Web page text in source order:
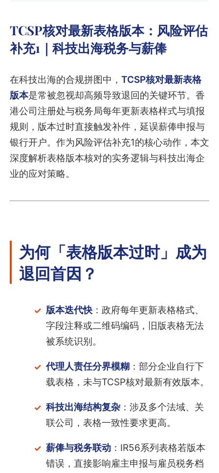
TCSP核对最新表格版本：风险评估
补充1｜科技出海税务与薪俸
在科技出海的合规拼图中， TCSP核对最新表格
版本是常被忽视却高频导致退回的关键环节。香
港公司注册处与税务局每年更新表格样式与填报
规则，版本过时直接触发补件，延误薪俸申报与
银行开户。作为风险评估补充1的核心动作，本文
深度解析表格版本核对的实务逻辑与科技出海企
业的应对策略。
为何「表格版本过时」成为
退回首因？
版本迭代快：政府每年更新表格格式、
字段注释或二维码编码，旧版表格无法
被系统识别。
代理人责任分界模糊：部分企业自行下
载表格，未与TCSP核对最新有效版本。
科技出海结构复杂：涉及多个法域、关
联公司，表格一致性要求更高。
薪俸与税务联动：IR56系列表格若版本
错误，直接影响雇主申报与雇员税务档